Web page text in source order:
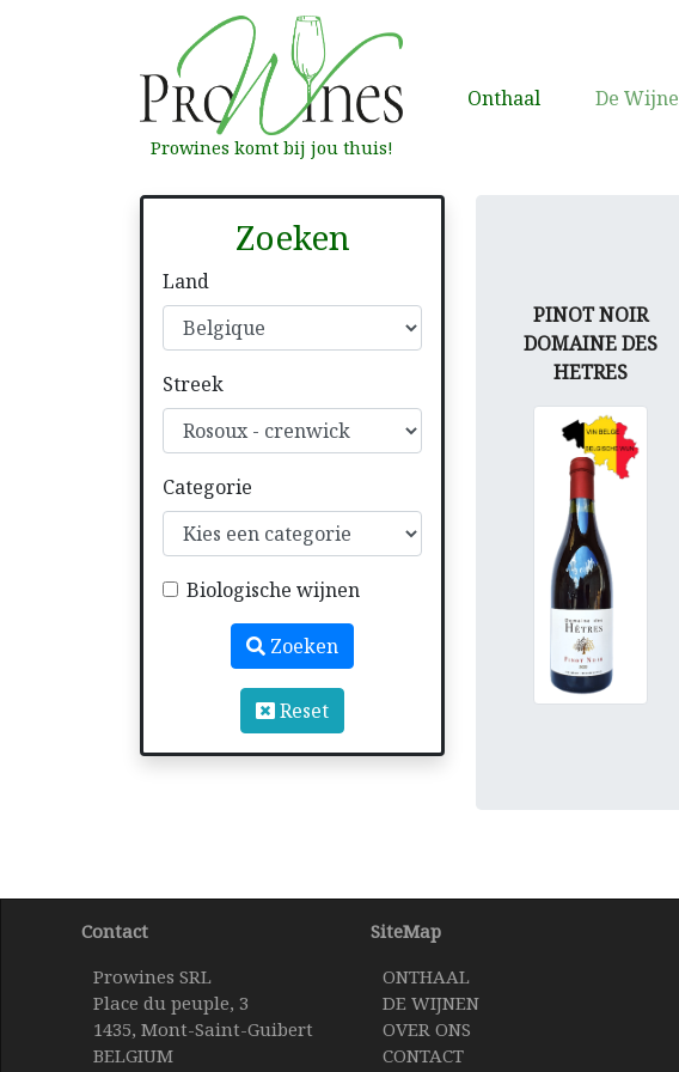
Prowines komt bij jou thuis!
Onthaal (current)
De
Zoeken
Land
Streek
Categorie
Biologische wijnen
Zoeken
Reset
PINOT NOIR
DOMAINE DES
HETRES
Contact
Prowines SRL
Place du peuple, 3
1435, Mont-Saint-Guibert
BELGIUM
SiteMap
ONTHAAL
DE WIJNEN
OVER ONS
CONTACT